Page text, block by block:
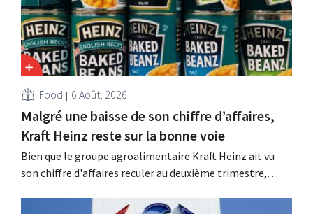
Food 6 Août, 2026
Malgré une baisse de son chiffre d’affaires,
Kraft Heinz reste sur la bonne voie
Bien que le groupe agroalimentaire Kraft Heinz ait vu
son chiffre d'affaires reculer au deuxième trimestre,
aux prévisions. La multinationale augmente ses